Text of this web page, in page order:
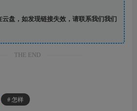
盘，如发现链接失效，请联系我们我们
THE END
# 怎样